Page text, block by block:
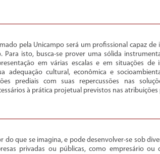
pela Unicampo será um profissional capaz
Para isto, busca-se prover uma sólida
em várias escalas e em situações
adequação cultural, econômica e
prediais com suas repercussões nas
à prática projetual previstos nas
do que se imagina, e pode desenvolver-se sob
privadas ou públicas, como empresário